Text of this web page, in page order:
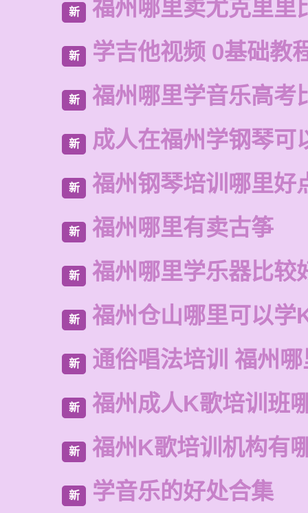
新 福州哪里卖尤克里里
新 学吉他视频 0基础教
新 福州哪里学音乐高考
新 成人在福州学钢琴可
新 福州钢琴培训哪里好
新 福州哪里有卖古筝
新 福州哪里学乐器比较
新 福州仓山哪里可以学
新 通俗唱法培训 福州
新 福州成人K歌培训班
新 福州K歌培训机构有
新 学音乐的好处合集